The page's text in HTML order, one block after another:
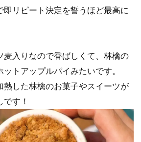
即リピート決定を誓うほど最高に
麦入りなので香ばしくて、林檎の
トアップルパイみたいです。
熱した林檎のお菓子やスイーツが
す！